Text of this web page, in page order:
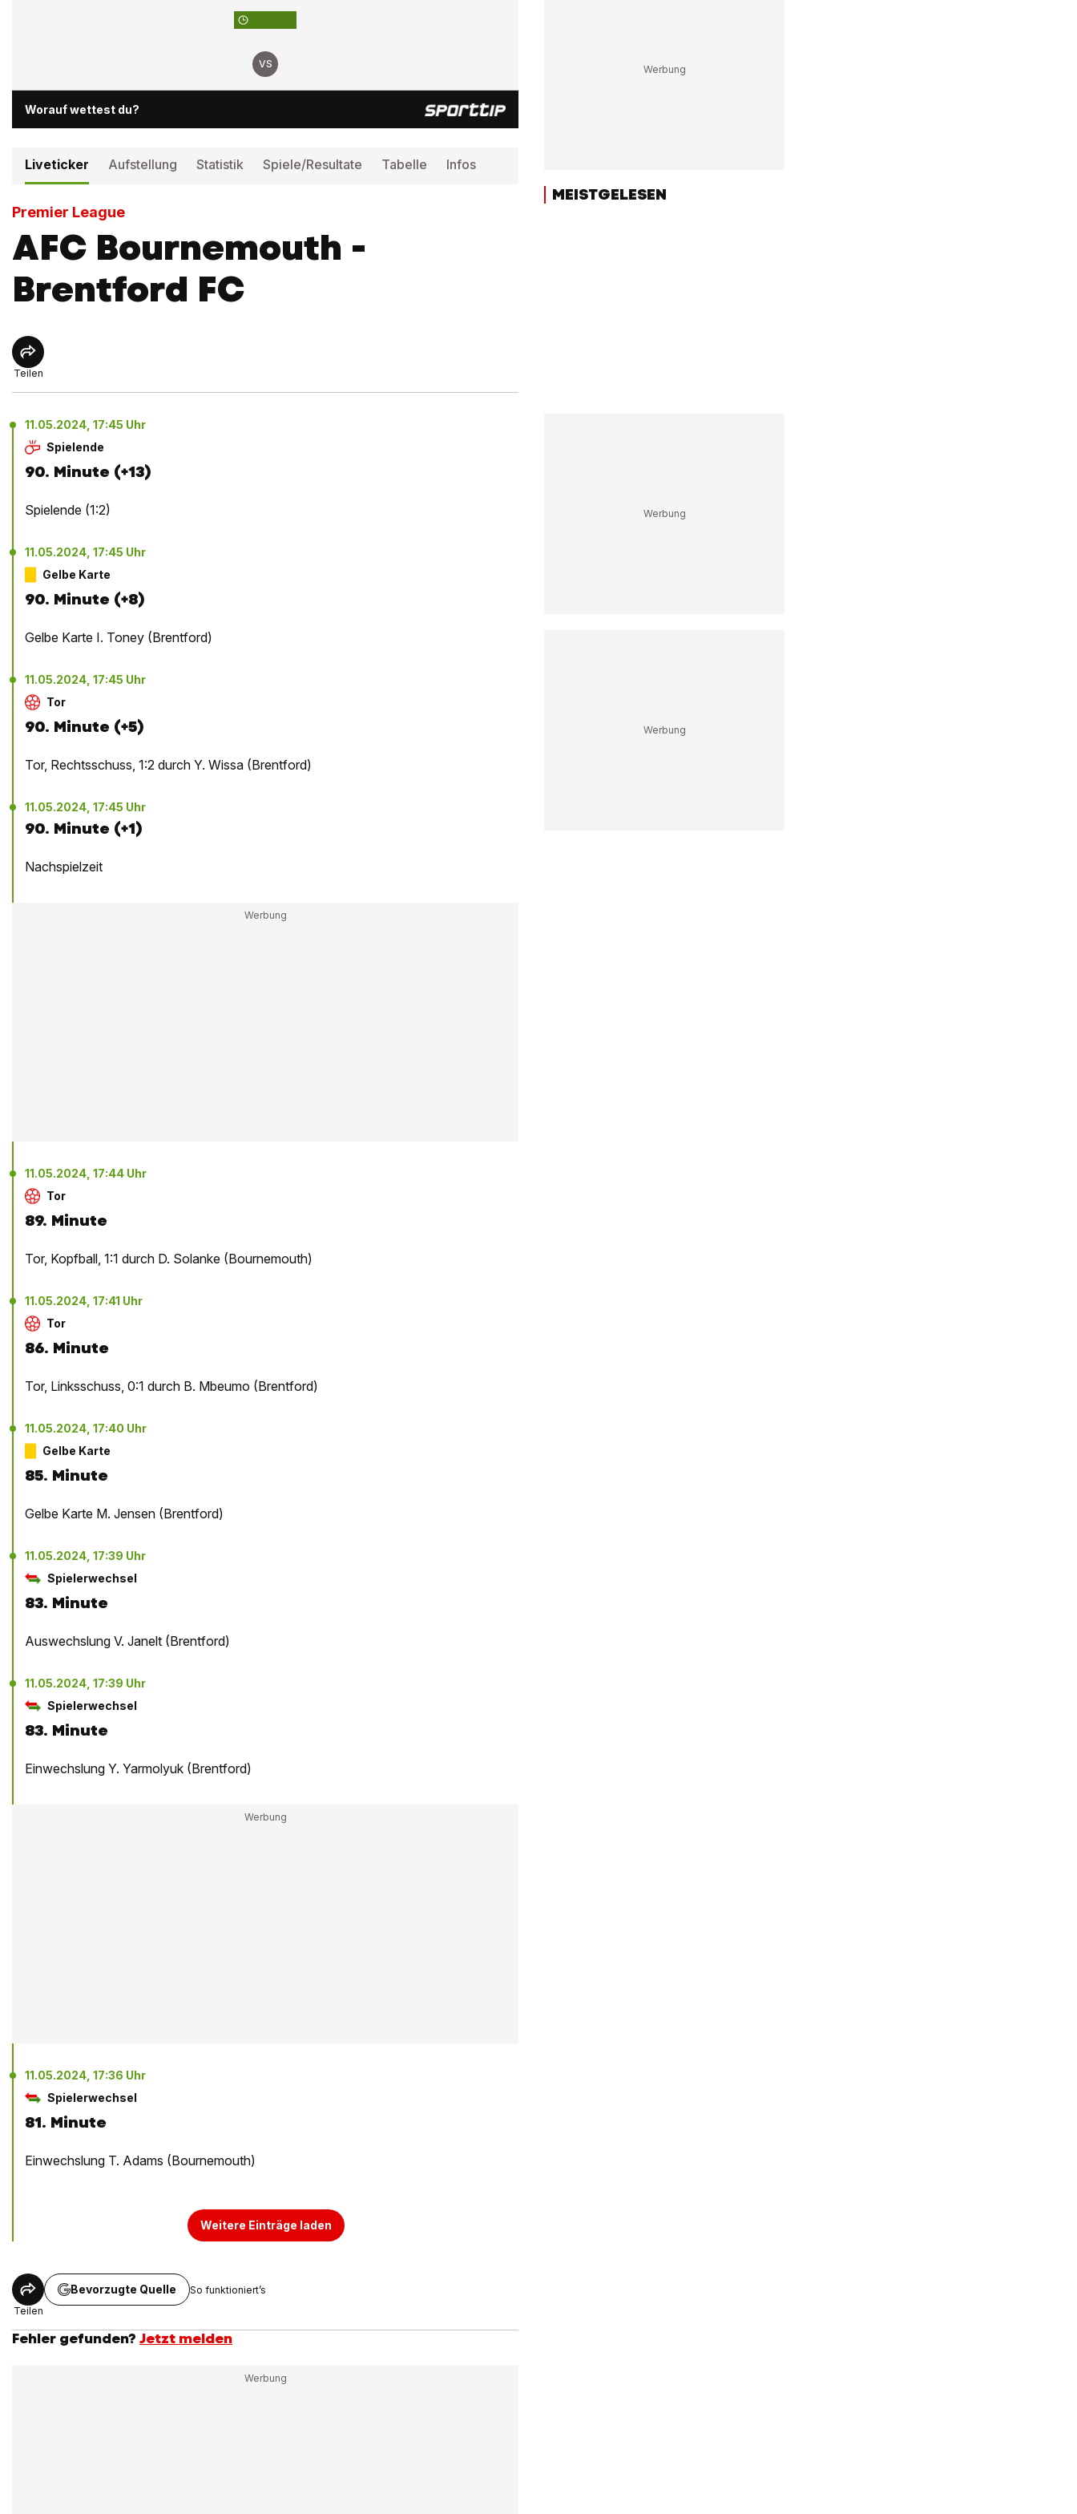
VS
Worauf wettest du?
Liveticker Aufstellung Statistik Spiele/Resultate Tabelle Infos
Premier League
AFC Bournemouth -
Brentford FC
Teilen
11.05.2024, 17:45 Uhr
Spielende
90. Minute (+13)
Spielende (1:2)
11.05.2024, 17:45 Uhr
Gelbe Karte
90. Minute (+8)
Gelbe Karte I. Toney (Brentford)
11.05.2024, 17:45 Uhr
Tor
90. Minute (+5)
Tor, Rechtsschuss, 1:2 durch Y. Wissa (Brentford)
11.05.2024, 17:45 Uhr
90. Minute (+1)
Nachspielzeit
11.05.2024, 17:44 Uhr
Tor
89. Minute
Tor, Kopfball, 1:1 durch D. Solanke (Bournemouth)
11.05.2024, 17:41 Uhr
Tor
86. Minute
Tor, Linksschuss, 0:1 durch B. Mbeumo (Brentford)
11.05.2024, 17:40 Uhr
Gelbe Karte
85. Minute
Gelbe Karte M. Jensen (Brentford)
11.05.2024, 17:39 Uhr
Spielerwechsel
83. Minute
Auswechslung V. Janelt (Brentford)
11.05.2024, 17:39 Uhr
Spielerwechsel
83. Minute
Einwechslung Y. Yarmolyuk (Brentford)
11.05.2024, 17:36 Uhr
Spielerwechsel
81. Minute
Einwechslung T. Adams (Bournemouth)
Weitere Einträge laden
Teilen
Bevorzugte Quelle So funktioniert’s
Fehler gefunden? Jetzt melden
MEISTGELESEN